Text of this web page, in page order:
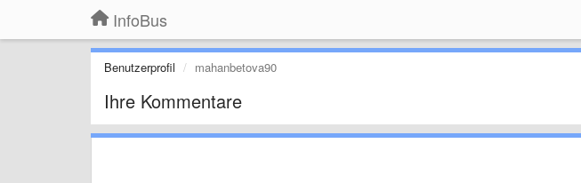
InfoBus
Benutzerprofil mahanbetova90
Ihre Kommentare